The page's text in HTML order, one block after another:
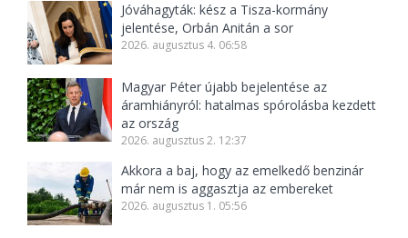
Jóváhagyták: kész a Tisza-kormány
jelentése, Orbán Anitán a sor
2026. augusztus 4. 06:58
Magyar Péter újabb bejelentése az
áramhiányról: hatalmas spórolásba kezdett
az ország
2026. augusztus 2. 12:37
Akkora a baj, hogy az emelkedő benzinár
már nem is aggasztja az embereket
2026. augusztus 1. 05:56